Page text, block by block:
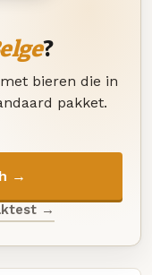
?
bieren die in
pakket.
→
→